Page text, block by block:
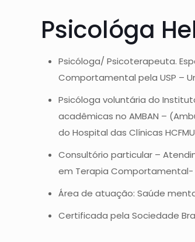
Psicológa
Psicóloga/ Psicoterapeuta.
Comportamental pela USP –
Psicóloga voluntária do
acadêmicas no AMBAN –
do Hospital das Clínicas
Consultório particular –
em Terapia Comportamental-
Área de atuação: Saúde
Certificada pela Sociedade